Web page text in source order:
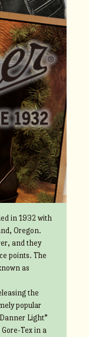
in 1932 with
Oregon.
and they
points. The
as
the
popular
Light”
Tex in a